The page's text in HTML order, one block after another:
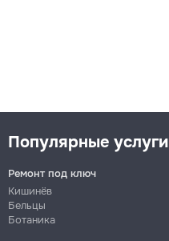
Популярные услуги
Ремонт под ключ
Кишинёв
Бельцы
Ботаника